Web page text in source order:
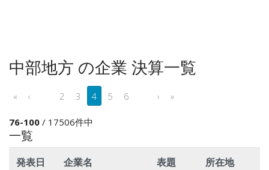
中部地方 の企業 決算一覧
« ‹ 2 3 4 5 6 › »
76-100 / 17506件中
一覧
発表日 企業名 表題 所在地